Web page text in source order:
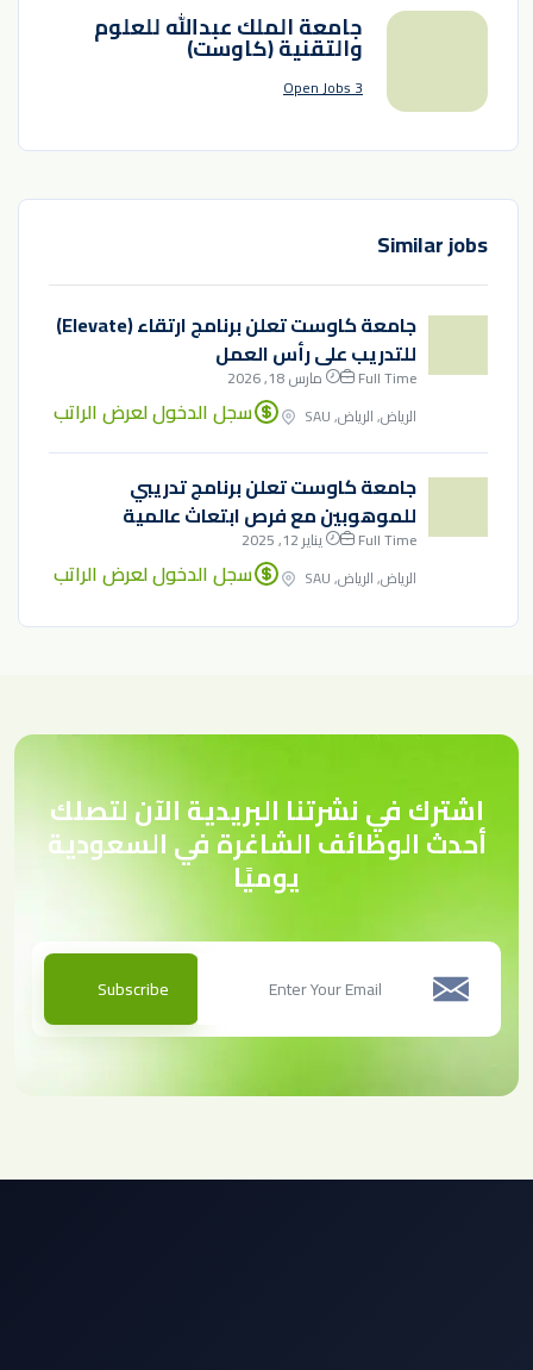
جامعة الملك عبدالله للعلوم
والتقنية (كاوست)
3 Open Jobs
Similar jobs
جامعة كاوست تعلن برنامج ارتقاء (Elevate)
للتدريب على رأس العمل
Full Time
مارس 18, 2026
الرياض, الرياض, SAU
سجل الدخول لعرض الراتب
جامعة كاوست تعلن برنامج تدريبي
للموهوبين مع فرص ابتعاث عالمية
Full Time
يناير 12, 2025
الرياض, الرياض, SAU
سجل الدخول لعرض الراتب
اشترك في نشرتنا البريدية الآن لتصلك
أحدث الوظائف الشاغرة في السعودية
يوميًا
Subscribe